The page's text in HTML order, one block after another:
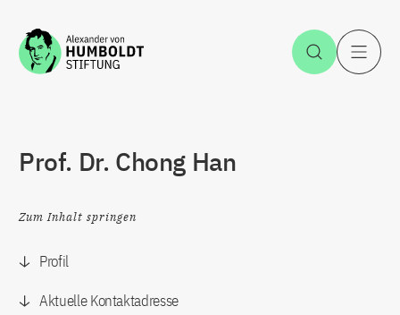
Zum Inhalt springen Suche
Prof. Dr. Chong Han
Zum Inhalt springen
Profil
Aktuelle Kontaktadresse